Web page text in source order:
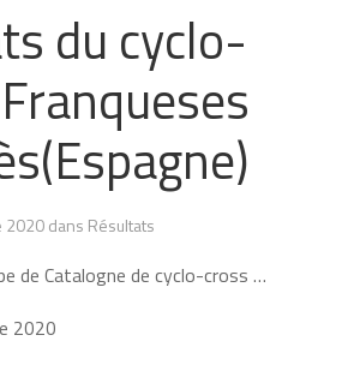
du cyclo-
dans Résultats
de Catalogne de cyclo-cross …
2020